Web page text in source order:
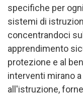
specifiche per
sistemi di
concentrandoci
apprendimento
protezione e al
interventi mirano
all'istruzione,